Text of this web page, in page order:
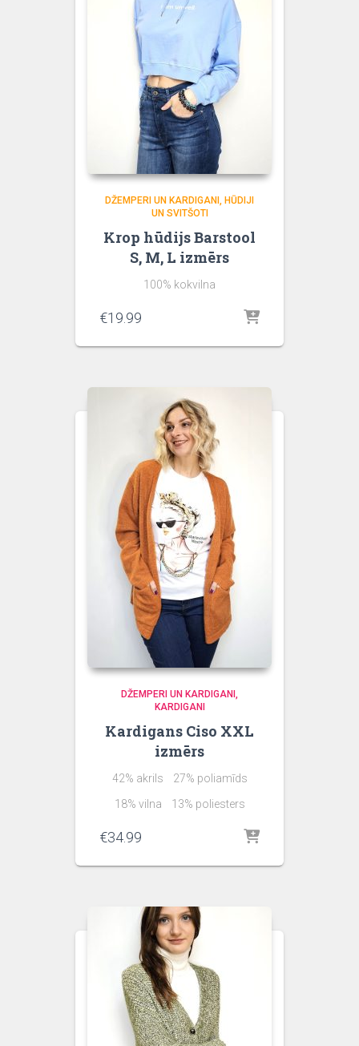
DŽEMPERI UN KARDIGANI
HŪDIJI
UN SVITŠOTI
Krop hūdijs Barstool
S, M, L izmērs
100% kokvilna
€19.99
DŽEMPERI UN KARDIGANI
KARDIGANI
Kardigans Ciso XXL
izmērs
42% akrils 27% poliamīds
18% vilna 13% poliesters
€34.99